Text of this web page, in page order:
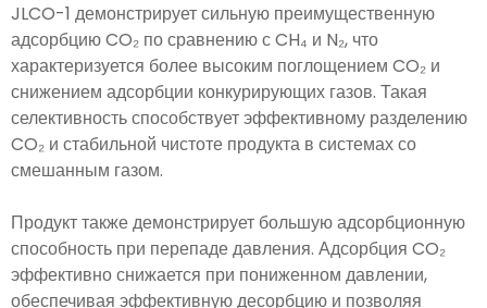
JLCO-1 демонстрирует сильную преимущественную
адсорбцию CO₂ по сравнению с CH₄ и N₂, что
характеризуется более высоким поглощением CO₂ и
снижением адсорбции конкурирующих газов. Такая
селективность способствует эффективному разделению
CO₂ и стабильной чистоте продукта в системах со
смешанным газом.
Продукт также демонстрирует большую адсорбционную
способность при перепаде давления. Адсорбция CO₂
эффективно снижается при пониженном давлении,
обеспечивая эффективную десорбцию и позволяя